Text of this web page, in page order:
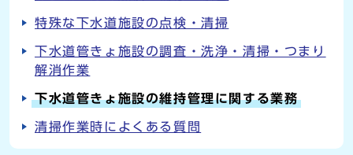
特殊な下水道施設の点検・清掃
下水道管きょ施設の調査・洗浄・清掃・つまり
解消作業
下水道管きょ施設の維持管理に関する業務
清掃作業時によくある質問